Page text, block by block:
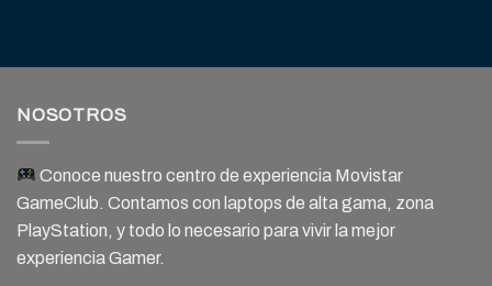
NOSOTROS
Conoce nuestro centro de experiencia Movistar
GameClub. Contamos con laptops de alta gama, zona
PlayStation, y todo lo necesario para vivir la mejor
experiencia Gamer.